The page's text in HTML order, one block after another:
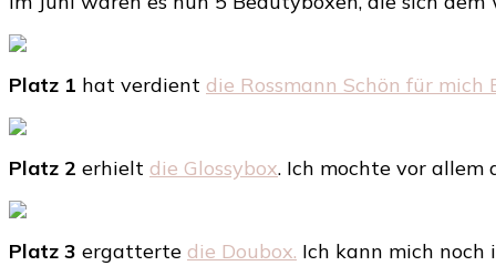
Platz 1 hat verdient die Rossmann Schön für mich
Platz 2 erhielt die Glossybox. Ich mochte vor allem
Platz 3 ergatterte die Doubox. Ich kann mich noch